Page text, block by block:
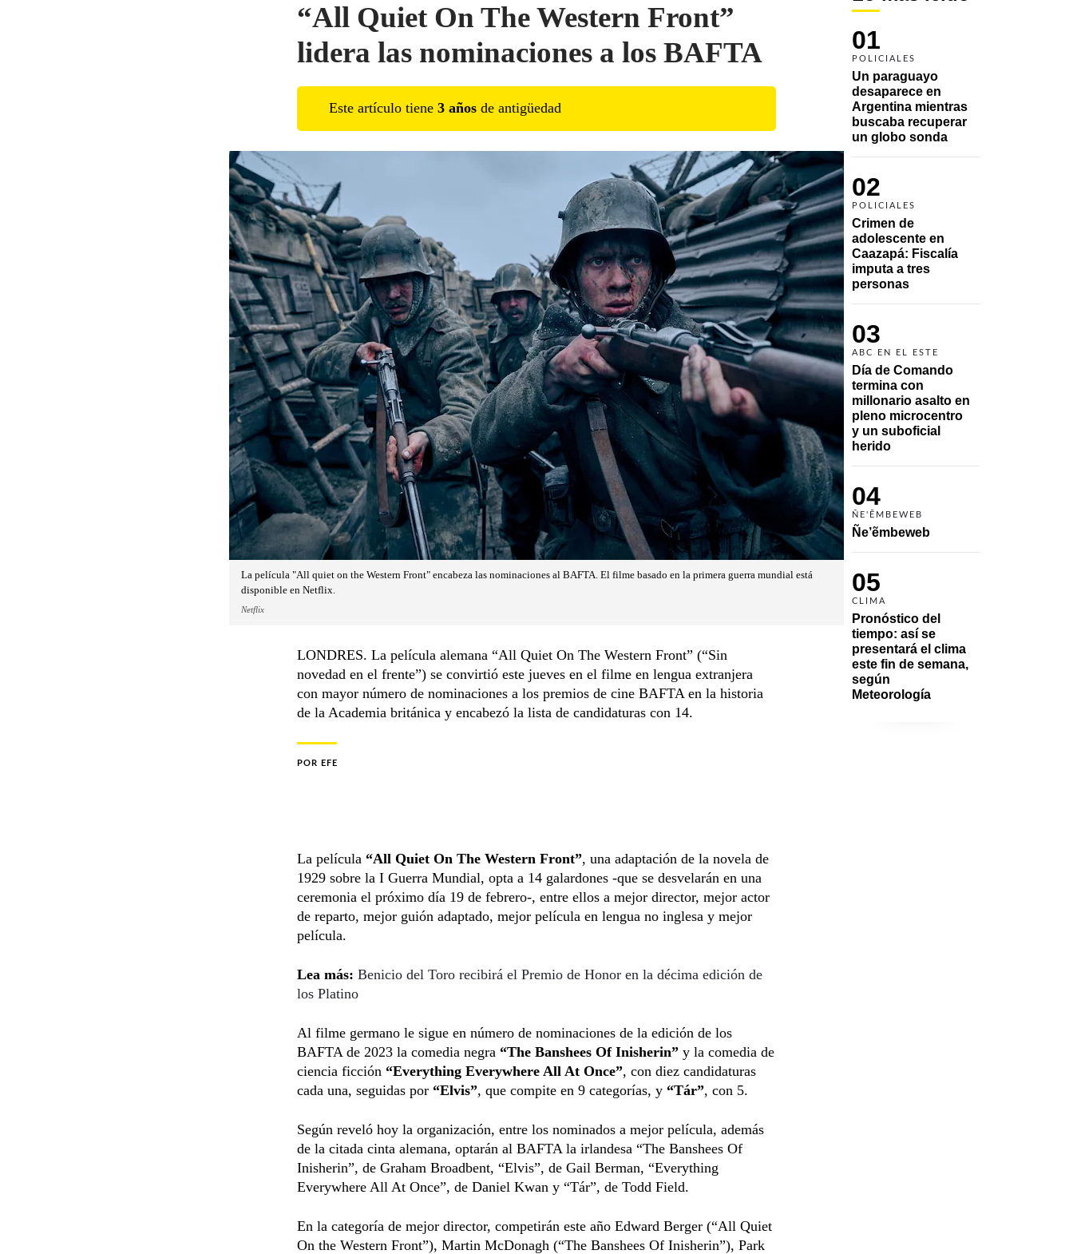
01
POLICIALES
Un paraguayo
desaparece en
Argentina mientras
buscaba recuperar
un globo sonda
02
POLICIALES
Crimen de
adolescente en
Caazapá: Fiscalía
imputa a tres
personas
03
ABC EN EL ESTE
Día de Comando
termina con
millonario asalto en
pleno microcentro
y un suboficial
herido
04
ÑE'ẼMBEWEB
Ñe’ẽmbeweb
05
CLIMA
Pronóstico del
tiempo: así se
presentará el clima
este fin de semana,
según
Meteorología
“All Quiet On The Western Front”
lidera las nominaciones a los BAFTA
Este artículo tiene 3 años de antigüedad
La película "All quiet on the Western Front" encabeza las nominaciones al BAFTA. El filme basado en la primera guerra mundial está
disponible en Netflix.
Netflix
LONDRES. La película alemana “All Quiet On The Western Front” (“Sin
novedad en el frente”) se convirtió este jueves en el filme en lengua extranjera
con mayor número de nominaciones a los premios de cine BAFTA en la historia
de la Academia británica y encabezó la lista de candidaturas con 14.
POR EFE
La película “All Quiet On The Western Front”, una adaptación de la novela de
1929 sobre la I Guerra Mundial, opta a 14 galardones -que se desvelarán en una
ceremonia el próximo día 19 de febrero-, entre ellos a mejor director, mejor actor
de reparto, mejor guión adaptado, mejor película en lengua no inglesa y mejor
película.
Lea más: Benicio del Toro recibirá el Premio de Honor en la décima edición de
los Platino
Al filme germano le sigue en número de nominaciones de la edición de los
BAFTA de 2023 la comedia negra “The Banshees Of Inisherin” y la comedia de
ciencia ficción “Everything Everywhere All At Once”, con diez candidaturas
cada una, seguidas por “Elvis”, que compite en 9 categorías, y “Tár”, con 5.
Según reveló hoy la organización, entre los nominados a mejor película, además
de la citada cinta alemana, optarán al BAFTA la irlandesa “The Banshees Of
Inisherin”, de Graham Broadbent, “Elvis”, de Gail Berman, “Everything
Everywhere All At Once”, de Daniel Kwan y “Tár”, de Todd Field.
En la categoría de mejor director, competirán este año Edward Berger (“All Quiet
On the Western Front”), Martin McDonagh (“The Banshees Of Inisherin”), Park